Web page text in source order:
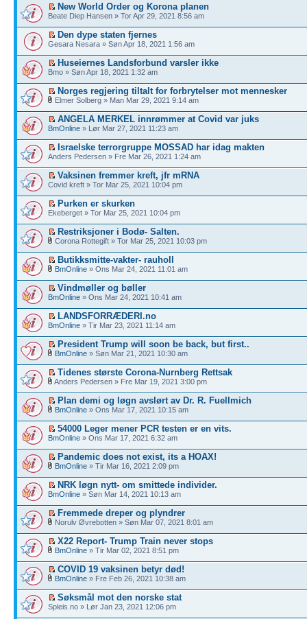
New World Order og Korona planen
Beate Diep Hansen » Tor Apr 29, 2021 8:56 am
Den dype staten fjernes
Gesara Nesara » Søn Apr 18, 2021 1:56 am
Huseiernes Landsforbund varsler ikke
Bmo » Søn Apr 18, 2021 1:32 am
Norges regjering tiltalt for forbrytelser mot mennesker
Elmer Solberg » Man Mar 29, 2021 9:14 am
ANGELA MERKEL innrømmer at Covid var juks
BmOnline » Lør Mar 27, 2021 11:23 am
Israelske terrorgruppe MOSSAD har idag makten
Anders Pedersen » Fre Mar 26, 2021 1:24 am
Vaksinen fremmer kreft, jfr mRNA
Covid kreft » Tor Mar 25, 2021 10:04 pm
Purken er skurken
Ekeberget » Tor Mar 25, 2021 10:04 pm
Restriksjoner i Bodø- Salten.
Corona Rottegift » Tor Mar 25, 2021 10:03 pm
Butikksmitte-vakter- rauholl
BmOnline » Ons Mar 24, 2021 11:01 am
Vindmøller og bøller
BmOnline » Ons Mar 24, 2021 10:41 am
LANDSFORRÆDERI.no
BmOnline » Tir Mar 23, 2021 11:14 am
President Trump will soon be back, but first..
BmOnline » Søn Mar 21, 2021 10:30 am
Tidenes største Corona-Nurnberg Rettsak
Anders Pedersen » Fre Mar 19, 2021 3:00 pm
Plan demi og løgn avslørt av Dr. R. Fuellmich
BmOnline » Ons Mar 17, 2021 10:15 am
54000 Leger mener PCR testen er en vits.
BmOnline » Ons Mar 17, 2021 6:32 am
Pandemic does not exist, its a HOAX!
BmOnline » Tir Mar 16, 2021 2:09 pm
NRK løgn nytt- om smittede individer.
BmOnline » Søn Mar 14, 2021 10:13 am
Fremmede dreper og plyndrer
Norulv Øvrebotten » Søn Mar 07, 2021 8:01 am
X22 Report- Trump Train never stops
BmOnline » Tir Mar 02, 2021 8:51 pm
COVID 19 vaksinen betyr død!
BmOnline » Fre Feb 26, 2021 10:38 am
Søksmål mot den norske stat
Spleis.no » Lør Jan 23, 2021 12:06 pm